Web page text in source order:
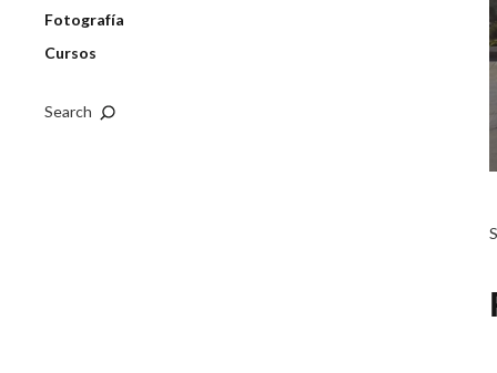
Fotografía
Cursos
Search